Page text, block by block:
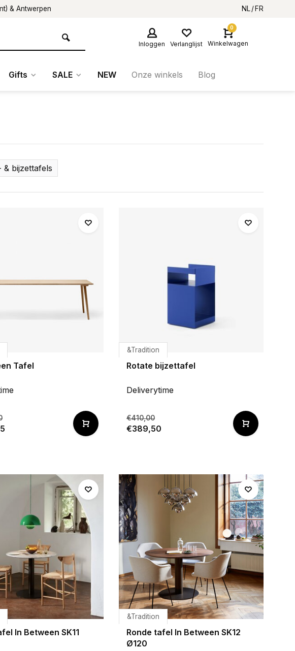
& Antwerpen NL FR
Inloggen Verlanglijst
0
Winkelwagen
Gifts SALE NEW Onze winkels Blog
& bijzettafels
Tafel
&Tradition
Rotate bijzettafel
Deliverytime
€410,00
€389,50
In Between SK11
&Tradition
Ronde tafel In Between SK12
Ø120